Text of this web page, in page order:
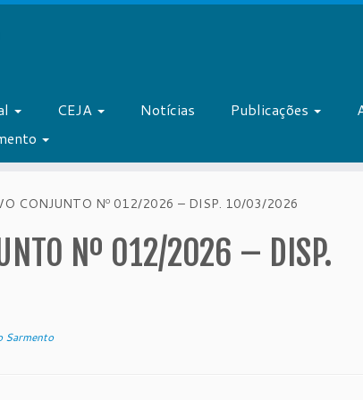
CEJA Notícias Publicações
CONJUNTO Nº 012/2026 – DISP. 10/03/2026
Nº 012/2026 – DISP.
Sarmento